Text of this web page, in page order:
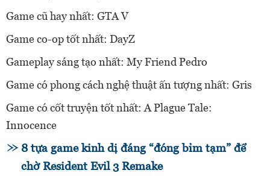
Game cũ hay nhất: GTA V
Game co-op tốt nhất: DayZ
Gameplay sáng tạo nhất: My Friend Pedro
Game có phong cách nghệ thuật ấn tượng nhất: Gris
Game có cốt truyện tốt nhất: A Plague Tale:
Innocence
8 tựa game kinh dị đáng “đóng bỉm tạm” để
chờ Resident Evil 3 Remake